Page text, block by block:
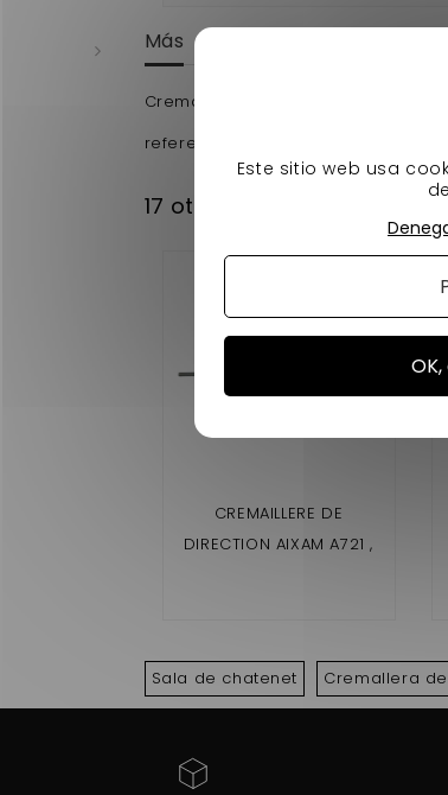
Más
Cremaillere de direction Microcar
reference d'origine: 1010069
17 otros productos en la
CREMAILLERE DE
DIRECTION AIXAM A721 ,
Sala de chatenet Cremallera
Este sitio web usa